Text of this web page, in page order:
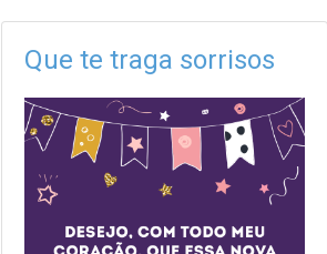
Que te traga sorrisos